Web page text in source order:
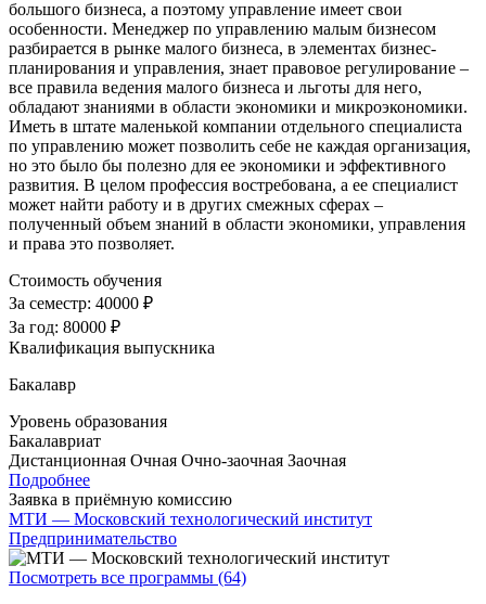
большого бизнеса, а поэтому управление имеет свои
особенности. Менеджер по управлению малым бизнесом
разбирается в рынке малого бизнеса, в элементах бизнес-
планирования и управления, знает правовое регулирование –
все правила ведения малого бизнеса и льготы для него,
обладают знаниями в области экономики и микроэкономики.
Иметь в штате маленькой компании отдельного специалиста
по управлению может позволить себе не каждая организация,
но это было бы полезно для ее экономики и эффективного
развития. В целом профессия востребована, а ее специалист
может найти работу и в других смежных сферах –
полученный объем знаний в области экономики, управления
и права это позволяет.
Стоимость обучения
За семестр: 40000 ₽
За год: 80000 ₽
Квалификация выпускника
Бакалавр
Уровень образования
Бакалавриат
Дистанционная Очная Очно-заочная Заочная
Подробнее
Заявка в приёмную комиссию
МТИ — Московский технологический институт
Предпринимательство
Посмотреть все программы (64)